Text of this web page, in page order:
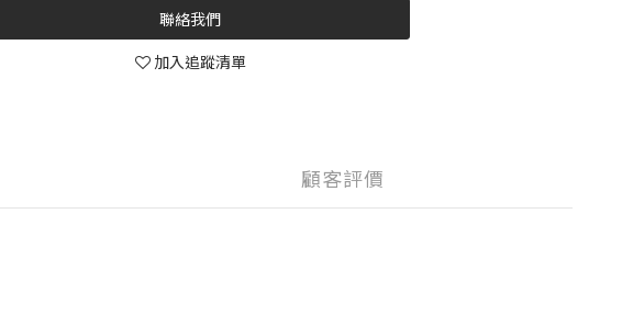
聯絡我們
加入追蹤清單
顧客評價